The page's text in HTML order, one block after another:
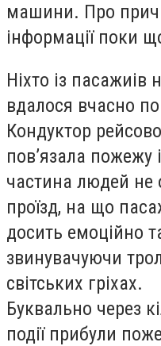
машини. Про
інформації поки
Ніхто із пасажиів
вдалося вчасно
Кондуктор
пов’язала пожежу
частина людей не
проїзд, на що
досить емоційно
звинувачуючи
світських гріхах.
Буквально через
події прибули